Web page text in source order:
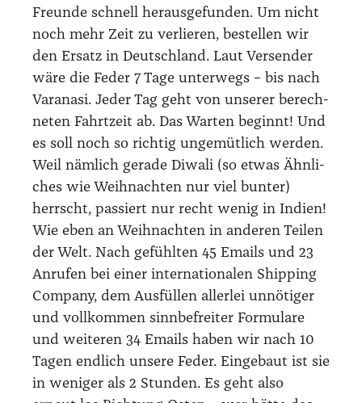
Freun­de schnell her­aus­ge­fun­den. Um nicht
noch mehr Zeit zu ver­lie­ren, bestel­len wir
den Ersatz in Deutsch­land. Laut Ver­sen­der
wäre die Feder 7 Tage unter­wegs – bis nach
Var­a­na­si. Jeder Tag geht von unse­rer berech­
ne­ten Fahrt­zeit ab. Das War­ten beginnt! Und
es soll noch so rich­tig unge­müt­lich wer­den.
Weil näm­lich gera­de Diwa­li (so etwas Ähn­li­
ches wie Weih­nach­ten nur viel bun­ter)
herrscht, pas­siert nur recht wenig in Indi­en!
Wie eben an Weih­nach­ten in ande­ren Tei­len
der Welt. Nach gefühl­ten 45 Emails und 23
Anru­fen bei einer inter­na­tio­na­len Ship­ping
Com­pa­ny, dem Aus­fül­len aller­lei unnö­ti­ger
und voll­kom­men sinn­be­frei­ter For­mu­la­re
und wei­te­ren 34 Emails haben wir nach 10
Tagen end­lich unse­re Feder. Ein­ge­baut ist sie
in weni­ger als 2 Stun­den. Es geht also